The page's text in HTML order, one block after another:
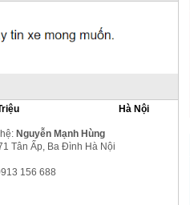
Hà Nội
Nguyễn Mạnh Hùng
Tân Ấp, Ba Đình Hà Nội
156 688